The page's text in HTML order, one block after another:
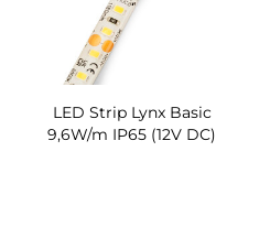
LED Strip Lynx Basic
9,6W/m IP65 (12V DC)